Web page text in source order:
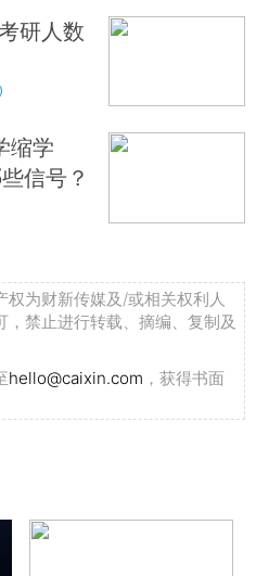
研人数
缩学
信号？
权为财新传媒及/或相关权利人
禁止进行转载、摘编、复制及
hello@caixin.com ，获得书面